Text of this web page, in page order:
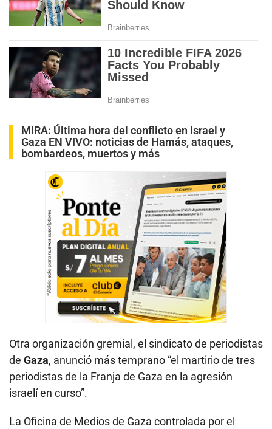
MIRA: Última hora del conflicto en Israel y
Gaza EN VIVO: noticias de Hamás, ataques,
bombardeos, muertos y más
Otra organización gremial, el sindicato de periodistas
de Gaza, anunció más temprano “el martirio de tres
periodistas de la Franja de Gaza en la agresión
israelí en curso”.
La Oficina de Medios de Gaza controlada por el